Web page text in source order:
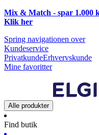
Mix & Match - spar 1.000
Klik her
Spring navigationen over
Kundeservice
PrivatkundeErhvervskunde
Mine favoritter
Alle produkter
Find butik